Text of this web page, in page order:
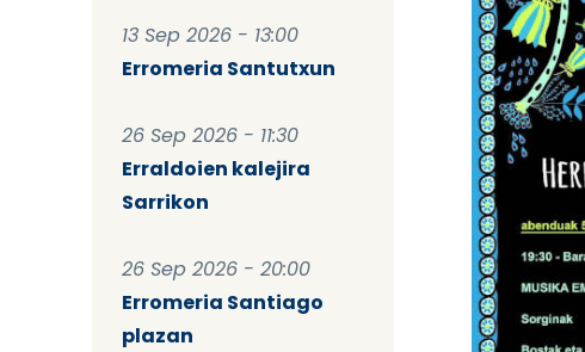
13 Sep 2026 - 13:00
Erromeria Santutxun
26 Sep 2026 - 11:30
Erraldoien kalejira
Sarrikon
26 Sep 2026 - 20:00
Erromeria Santiago
plazan